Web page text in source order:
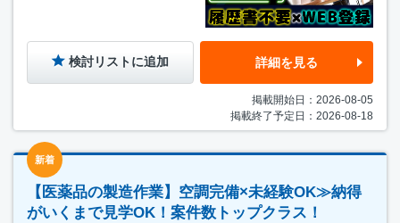
検討リストに追加 詳細を見る
掲載開始日：2026-08-05
掲載終了予定日：2026-08-18
新着
【医薬品の製造作業】空調完備×未経験OK≫納得
がいくまで見学OK！案件数トップクラス！